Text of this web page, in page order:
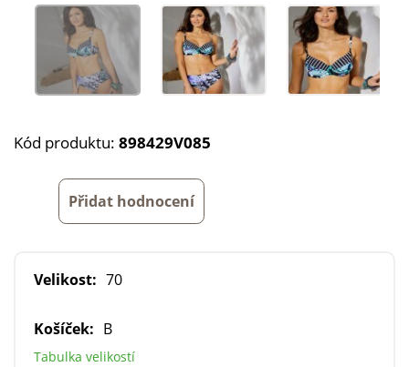
Kód produktu: 898429V085
Přidat hodnocení
Velikost: 70
Košíček: B
Tabulka velikostí